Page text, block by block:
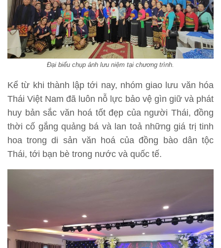
Đại biểu chụp ảnh lưu niệm tại chương trình.
Kể từ khi thành lập tới nay, nhóm giao lưu văn hóa
Thái Việt Nam đã luôn nỗ lực bảo vệ gìn giữ và phát
huy bản sắc văn hoá tốt đẹp của người Thái, đồng
thời cố gắng quảng bá và lan toả những giá trị tinh
hoa trong di sản văn hoá của đồng bào dân tộc
Thái, tới bạn bè trong nước và quốc tế.